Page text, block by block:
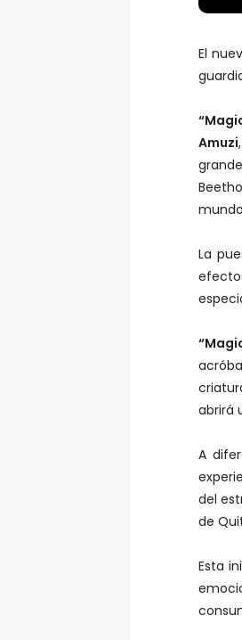
El
Amuzi
La
abrirá
A
del
de
Esta